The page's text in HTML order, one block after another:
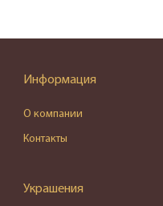
Информация
О компании
Контакты
Украшения